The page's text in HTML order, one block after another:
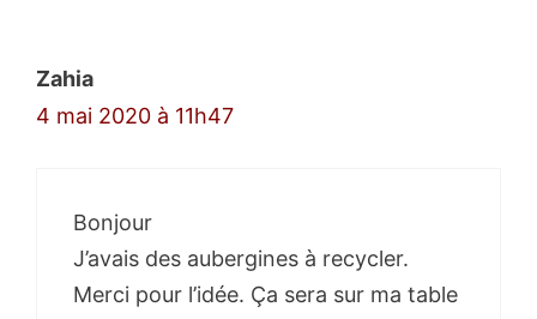
Zahia
4 mai 2020 à 11h47
Bonjour
J’avais des aubergines à recycler.
Merci pour l’idée. Ça sera sur ma table